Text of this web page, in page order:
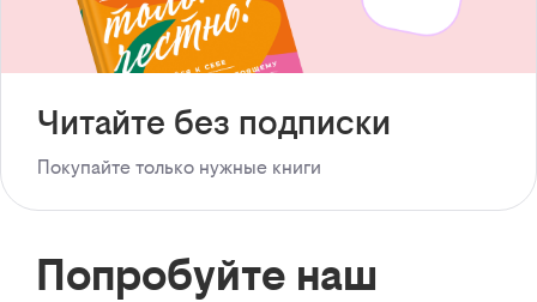
Читайте без подписки
Покупайте только нужные книги
Попробуйте наш